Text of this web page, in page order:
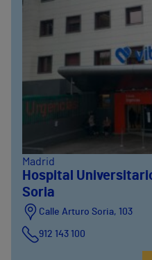
Madrid
Hospital
Soria
Calle Arturo Soria, 103
912 143 100